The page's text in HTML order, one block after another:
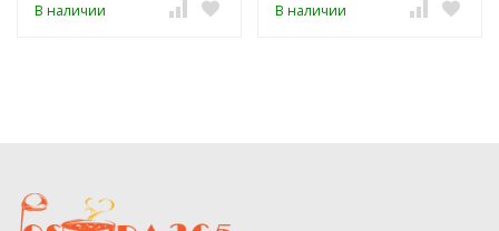
В наличии В наличии